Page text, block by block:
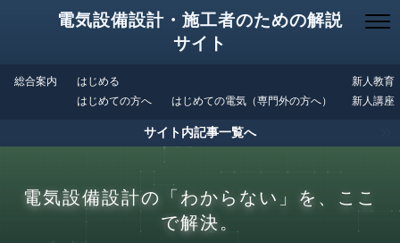
電気設備設計・施工者のための解説
サイト
総合案内
はじめる
はじめての方へ
はじめての電気（専門外の方へ）
新人教育
新人講座
サイト内記事一覧へ
電気設備設計の「わからない」を、ここ
で解決。